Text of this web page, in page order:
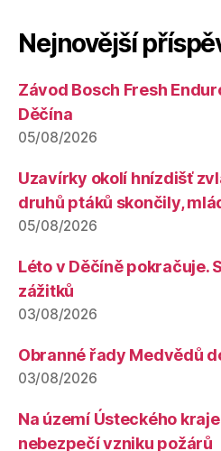
Nejnovější
Závod Bosch Fresh
Děčína
05/08/2026
Uzavírky okolí hnízdišť
druhů ptáků skončily,
05/08/2026
Léto v Děčíně pokračuje.
zážitků
03/08/2026
Obranné řady Medvědů
03/08/2026
Na území Ústeckého
nebezpečí vzniku požárů